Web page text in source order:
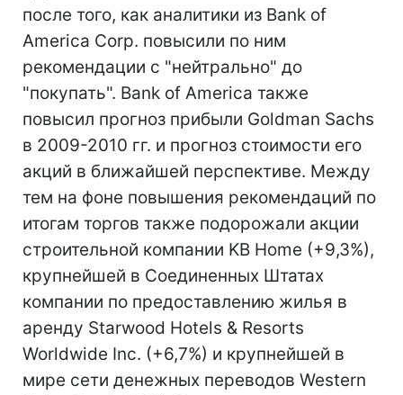
после того, как аналитики из Bank of
America Corp. повысили по ним
рекомендации с "нейтрально" до
"покупать". Bank of America также
повысил прогноз прибыли Goldman Sachs
в 2009-2010 гг. и прогноз стоимости его
акций в ближайшей перспективе. Между
тем на фоне повышения рекомендаций по
итогам торгов также подорожали акции
строительной компании KB Home (+9,3%),
крупнейшей в Соединенных Штатах
компании по предоставлению жилья в
аренду Starwood Hotels & Resorts
Worldwide Inc. (+6,7%) и крупнейшей в
мире сети денежных переводов Western